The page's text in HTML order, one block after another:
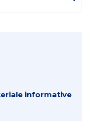
informative